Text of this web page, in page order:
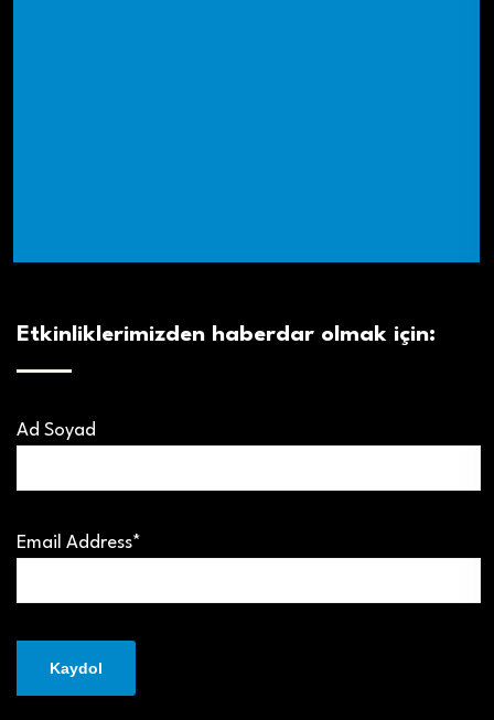
Etkinliklerimizden haberdar olmak için:
Ad Soyad
Email Address*